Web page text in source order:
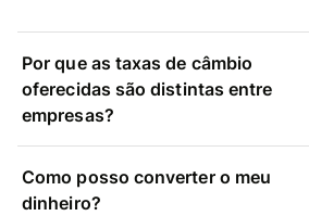
Por que as taxas de câmbio
oferecidas são distintas entre
empresas?
Como posso converter o meu
dinheiro?